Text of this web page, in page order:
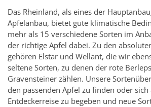
Das Rheinland, als eines der
Apfelanbau, bietet gute klimatische
mehr als 15 verschiedene Sorten im
der richtige Apfel dabei. Zu den
gehören Elstar und Wellant, die wir
seltene Sorten, zu denen der rote
Gravensteiner zählen. Unsere
den passenden Apfel zu finden oder sich
Entdeckerreise zu begeben und neue